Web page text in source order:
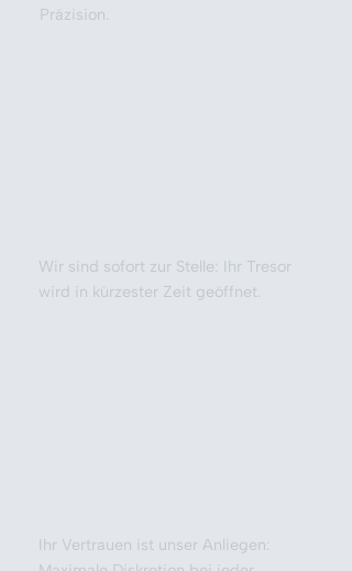
Präzision.
Wir sind sofort zur Stelle: Ihr Tresor
wird in kürzester Zeit geöffnet.
Ihr Vertrauen ist unser Anliegen: